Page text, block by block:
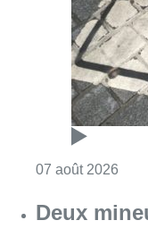
07 août 2026
Deux